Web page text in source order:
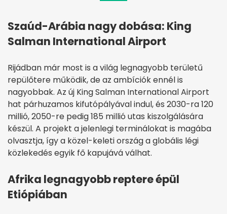
Szaúd-Arábia nagy dobása: King
Salman International Airport
Rijádban már most is a világ legnagyobb területű
repülőtere működik, de az ambíciók ennél is
nagyobbak. Az új King Salman International Airport
hat párhuzamos kifutópályával indul, és 2030-ra 120
millió, 2050-re pedig 185 millió utas kiszolgálására
készül. A projekt a jelenlegi terminálokat is magába
olvasztja, így a közel-keleti ország a globális légi
közlekedés egyik fő kapujává válhat.
Afrika legnagyobb reptere épül
Etiópiában